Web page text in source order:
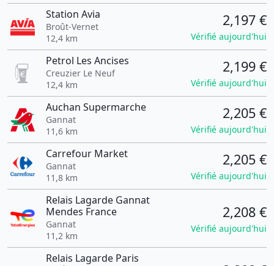
Station Avia
Broût-Vernet
12,4 km
2,197 €
Vérifié aujourd'hui
Petrol Les Ancises
Creuzier Le Neuf
12,4 km
2,199 €
Vérifié aujourd'hui
Auchan Supermarche
Gannat
11,6 km
2,205 €
Vérifié aujourd'hui
Carrefour Market
Gannat
11,8 km
2,205 €
Vérifié aujourd'hui
Relais Lagarde Gannat
Mendes France
Gannat
11,2 km
2,208 €
Vérifié aujourd'hui
Relais Lagarde Paris